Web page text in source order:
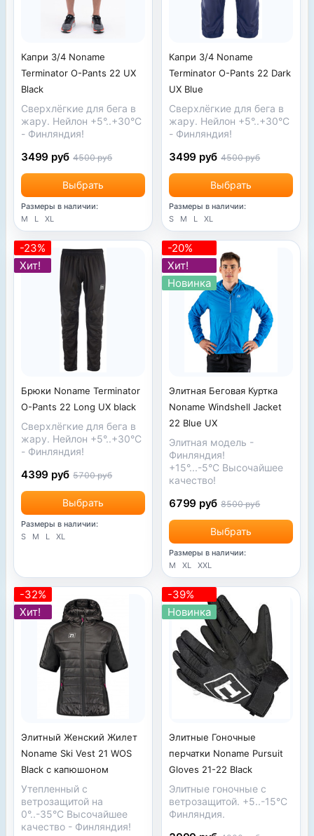
Капри 3/4 Noname
Terminator O-Pants 22 UX
Black
Сверхлёгкие для бега в
жару. Нейлон +5°..+30°С
- Финляндия!
Выбрать
3499 руб 4500 руб
Размеры в наличии:
M
L XL
Капри 3/4 Noname
Terminator O-Pants 22 Dark
UX Blue
Сверхлёгкие для бега в
жару. Нейлон +5°..+30°С
- Финляндия!
Выбрать
3499 руб 4500 руб
Размеры в наличии:
S
M L XL
-23%
Хит!
Брюки Noname Terminator
O-Pants 22 Long UX black
Сверхлёгкие для бега в
жару. Нейлон +5°..+30°С
- Финляндия!
Выбрать
4399 руб 5700 руб
Размеры в наличии:
S
M L XL
-20%
Хит!
Новинка
Элитная Беговая Куртка
Noname Windshell Jacket
22 Blue UX
Элитная модель -
Финляндия!
+15°...-5°С Высочайшее
качество!
Выбрать
6799 руб 8500 руб
Размеры в наличии:
M
XL XXL
-32%
Хит!
Элитный Женский Жилет
Noname Ski Vest 21 WOS
Black с капюшоном
Утепленный с
ветрозащитой на
0°..-35°С Высочайшее
качество - Финляндия!
-39%
Новинка
Элитные Гоночные
перчатки Noname Pursuit
Gloves 21-22 Black
Элитные гоночные с
ветрозащитой. +5..-15°С
Финляндия.